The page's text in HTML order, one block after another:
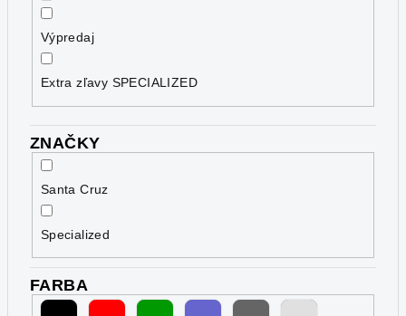
Výpredaj
Extra zľavy SPECIALIZED
ZNAČKY
Santa Cruz
Specialized
FARBA